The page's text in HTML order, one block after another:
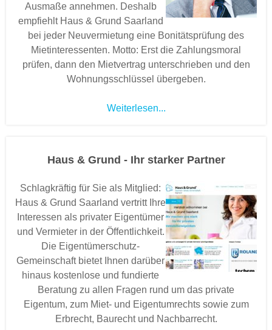
Ausmaße annehmen. Deshalb
empfiehlt Haus & Grund Saarland
bei jeder Neuvermietung eine Bonitätsprüfung des
Mietinteressenten. Motto: Erst die Zahlungsmoral
prüfen, dann den Mietvertrag unterschrieben und den
Wohnungsschlüssel übergeben.
Weiterlesen...
Haus & Grund - Ihr starker Partner
Schlagkräftig für Sie als Mitglied:
Haus & Grund Saarland vertritt Ihre
Interessen als privater Eigentümer
und Vermieter in der Öffentlichkeit.
Die Eigentümerschutz-
Gemeinschaft bietet Ihnen darüber
hinaus kostenlose und fundierte
Beratung zu allen Fragen rund um das private
Eigentum, zum Miet- und Eigentumrechts sowie zum
Erbrecht, Baurecht und Nachbarrecht.